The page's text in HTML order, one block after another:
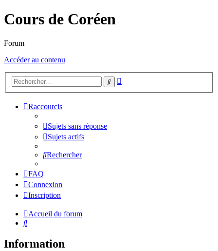
Cours de Coréen
Forum
Accéder au contenu
Rechercher
Raccourcis
Sujets sans réponse
Sujets actifs
Rechercher
FAQ
Connexion
Inscription
Accueil du forum
Rechercher
Information